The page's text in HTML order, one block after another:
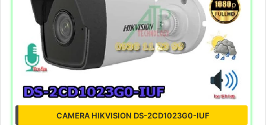
CAMERA HIKVISION DS-2CD1023G0-IUF